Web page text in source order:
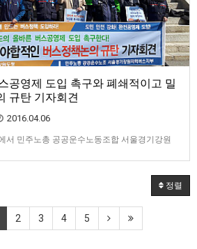
공영제 도입 촉구와 폐쇄적이고 밀
규탄 기자회견
2016.04.06
서 민주노총 공공운수노동조합 서울경기강원
2015년 8월 4일 착수하였다. 주된 과업지시서
석 및 개선방안 ․ 노선의 합리적 개편방향 ․ …
정렬
2 3 4 5